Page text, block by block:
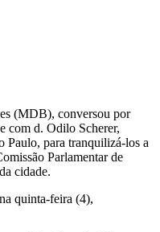
(MDB), conversou por
com d. Odilo Scherer,
Paulo, para tranquilizá-los a
Parlamentar de
cidade.
quinta-feira (4),